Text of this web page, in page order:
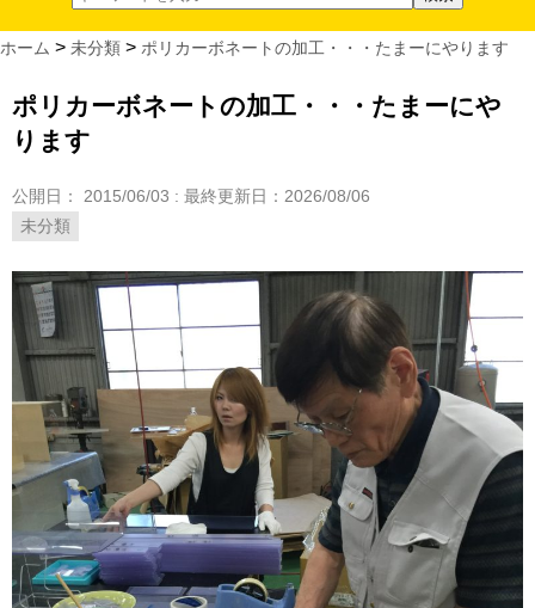
ホーム > 未分類 > ポリカーボネートの加工・・・たまーにやります
ポリカーボネートの加工・・・たまーにや
ります
公開日： 2015/06/03 : 最終更新日：2026/08/06
未分類